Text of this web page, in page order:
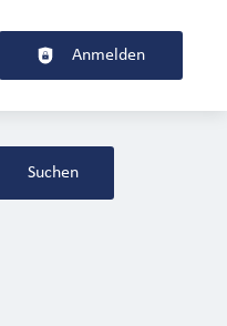
Anmelden
Suchen